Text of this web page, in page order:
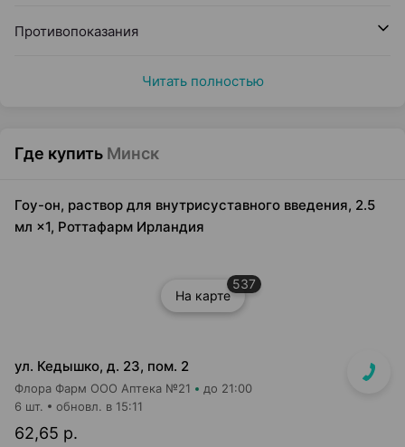
Противопоказания
Читать полностью
Где купить Минск
Гоу-он, раствор для внутрисуставного введения, 2.5
мл ×1, Роттафарм Ирландия
На карте
537
ул. Кедышко, д. 23, пом. 2
Флора Фарм ООО Аптека №21 до 21:00
62,65 р.
6 шт. обновл. в 15:11